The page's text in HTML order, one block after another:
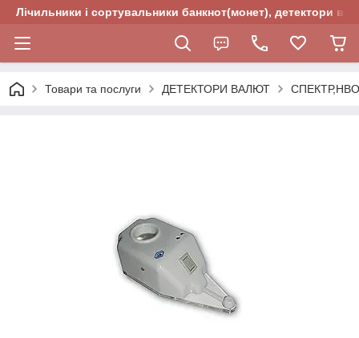
Лічильники і сортувальники банкнот(монет), детектори
Товари та послуги ДЕТЕКТОРИ ВАЛЮТ СПЕКТР,НВО